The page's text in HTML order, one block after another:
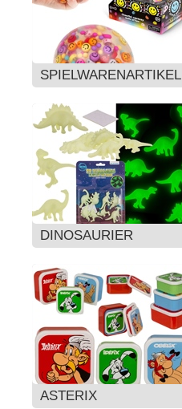
SPIELWARENARTIKEL
DINOSAURIER
ASTERIX